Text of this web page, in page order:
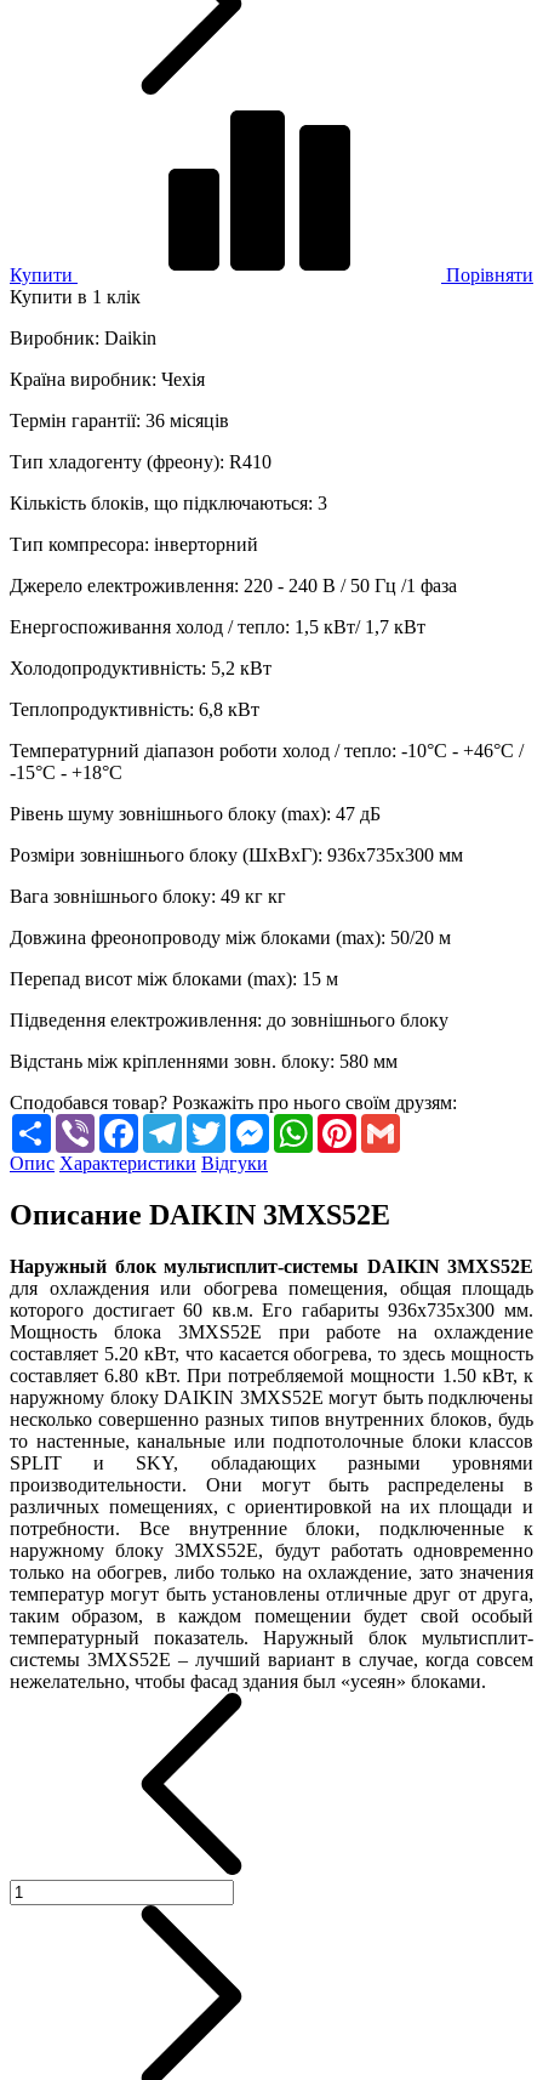
Купити
Порівняти
Купити в 1 клік
Виробник: Daikin
Країна виробник: Чехія
Термін гарантії: 36 місяців
Тип хладогенту (фреону): R410
Кількість блоків, що підключаються: 3
Тип компресора: інверторний
Джерело електроживлення: 220 - 240 В / 50 Гц /1 фаза
Енергоспоживання холод / тепло: 1,5 кВт/ 1,7 кВт
Холодопродуктивність: 5,2 кВт
Теплопродуктивність: 6,8 кВт
Температурний діапазон роботи холод / тепло: -10°С - +46°С /
-15°С - +18°С
Рівень шуму зовнішнього блоку (max): 47 дБ
Розміри зовнішнього блоку (ШхВхГ): 936х735x300 мм
Вага зовнішнього блоку: 49 кг кг
Довжина фреонопроводу між блоками (max): 50/20 м
Перепад висот між блоками (max): 15 м
Підведення електроживлення: до зовнішнього блоку
Відстань між кріпленнями зовн. блоку: 580 мм
Сподобався товар? Розкажіть про нього своїм друзям:
Share Viber FacebookTelegramTwitterMessengerWhatsApp
Pinterest
Опис Характеристики Відгуки
Описание DAIKIN 3MXS52E
Наружный блок мультисплит-системы DAIKIN 3MXS52E
для охлаждения или обогрева помещения, общая площадь
которого достигает 60 кв.м. Его габариты 936x735x300 мм.
Мощность блока 3MXS52E при работе на охлаждение
составляет 5.20 кВт, что касается обогрева, то здесь мощность
составляет 6.80 кВт. При потребляемой мощности 1.50 кВт, к
наружному блоку DAIKIN 3MXS52E могут быть подключены
несколько совершенно разных типов внутренних блоков, будь
то настенные, канальные или подпотолочные блоки классов
SPLIT и SKY, обладающих разными уровнями
производительности. Они могут быть распределены в
различных помещениях, с ориентировкой на их площади и
потребности. Все внутренние блоки, подключенные к
наружному блоку 3MXS52E, будут работать одновременно
только на обогрев, либо только на охлаждение, зато значения
температур могут быть установлены отличные друг от друга,
таким образом, в каждом помещении будет свой особый
температурный показатель. Наружный блок мультисплит-
системы 3MXS52E – лучший вариант в случае, когда совсем
нежелательно, чтобы фасад здания был «усеян» блоками.